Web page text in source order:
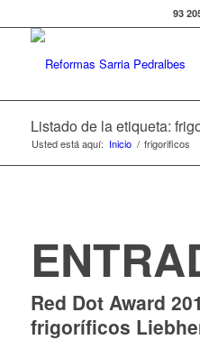
93
Listado de la etiqueta:
Usted está aquí: Inicio / frigorificos
Red Dot Award
frigoríficos